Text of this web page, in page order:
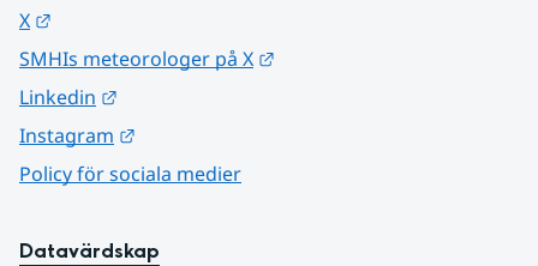
X
SMHIs meteorologer på X
Linkedin
Instagram
Policy för sociala medier
Datavärdskap